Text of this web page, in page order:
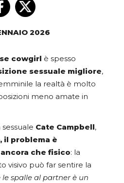
2026
cowgirl è spesso
sessuale migliore,
la realtà è molto
meno amate in
Cate Campbell,
, il problema è
che fisico: la
visivo può far sentire la
le spalle al partner è un